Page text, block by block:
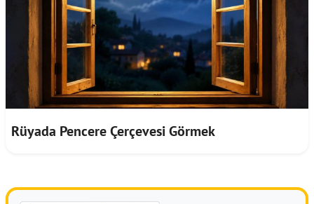
Rüyada Pencere Çerçevesi Görmek